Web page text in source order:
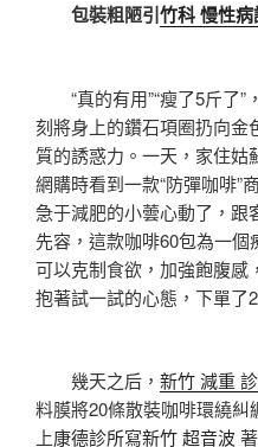
包裝粗陋引竹科 慢性
“真的有用”“瘦了5斤了”
刻將身上的鑽石項圈扔向金
質的誘惑力。一天，家住姑
網購時看到一款“防彈咖啡”商
急于減肥的小蕓心動了，跟
先容，這款咖啡60包為一個
可以克制食欲，加強飽腹感
抱著試一試的心態，下單了
幾天之后， 新竹 減重
料膜將20條散裝咖啡環繞
上康德診所寫新竹 超音波